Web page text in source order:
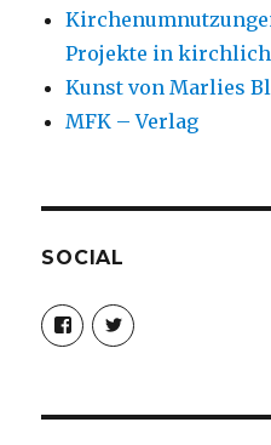
Projekte in
Kunst von Marlies
MFK – Verlag
SOCIAL
Profil
von
christoph.fleischer1
anzeigen
Profil
von
anzeigen